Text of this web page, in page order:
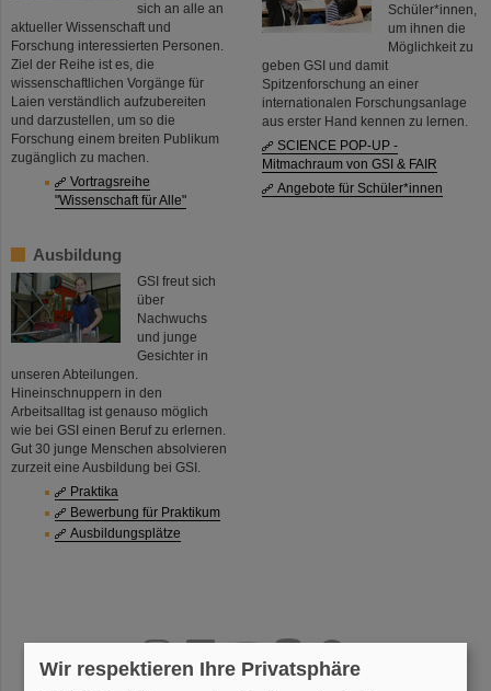
sich an alle an
aktueller Wissenschaft und
Forschung interessierten Personen.
Ziel der Reihe ist es, die
wissenschaftlichen Vorgänge für
Laien verständlich aufzubereiten
und darzustellen, um so die
Forschung einem breiten Publikum
zugänglich zu machen.
Vortragsreihe
"Wissenschaft für Alle"
Schüler*innen,
um ihnen die
Möglichkeit zu
geben GSI und damit
Spitzenforschung an einer
internationalen Forschungsanlage
aus erster Hand kennen zu lernen.
SCIENCE POP-UP -
Mitmachraum von GSI & FAIR
Angebote für Schüler*innen
Ausbildung
GSI freut sich
über
Nachwuchs
und junge
Gesichter in
unseren Abteilungen.
Hineinschnuppern in den
Arbeitsalltag ist genauso möglich
wie bei GSI einen Beruf zu erlernen.
Gut 30 junge Menschen absolvieren
zurzeit eine Ausbildung bei GSI.
Praktika
Bewerbung für Praktikum
Ausbildungsplätze
instagramlinkedin youtubehelmholtz.socialfacebook
Wir respektieren Ihre Privatsphäre